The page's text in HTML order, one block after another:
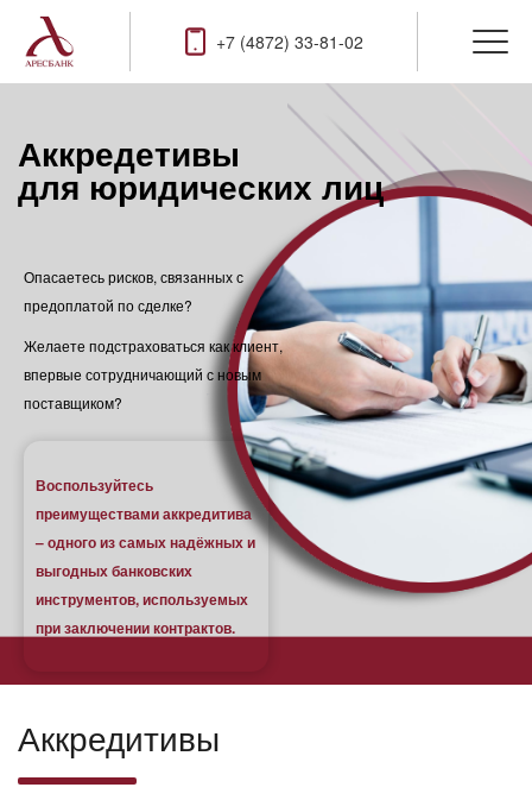
+7 (4872) 33-81-02
Аккредетивы
для юридических лиц
Опасаетесь рисков, связанных с
предоплатой по сделке?
Желаете подстраховаться как клиент,
впервые сотрудничающий с новым
поставщиком?
Воспользуйтесь
преимуществами аккредитива
– одного из самых надёжных и
выгодных банковских
инструментов, используемых
при заключении контрактов.
Аккредитивы